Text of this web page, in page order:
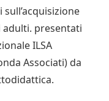
adulti. presentati
ILSA
Associati) da